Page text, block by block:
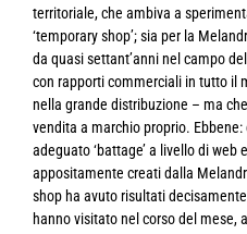
territoriale, che ambiva a
‘temporary shop’; sia per la
da quasi settant’anni nel campo
con rapporti commerciali in tutto il
nella grande distribuzione – ma
vendita a marchio proprio.
adeguato ‘battage’ a livello di web
appositamente creati dalla
shop ha avuto risultati
hanno visitato nel corso del mese,